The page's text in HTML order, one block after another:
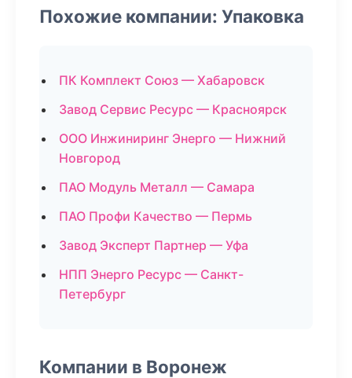
Похожие компании: Упаковка
ПК Комплект Союз — Хабаровск
Завод Сервис Ресурс — Красноярск
ООО Инжиниринг Энерго — Нижний
Новгород
ПАО Модуль Металл — Самара
ПАО Профи Качество — Пермь
Завод Эксперт Партнер — Уфа
НПП Энерго Ресурс — Санкт-
Петербург
Компании в Воронеж